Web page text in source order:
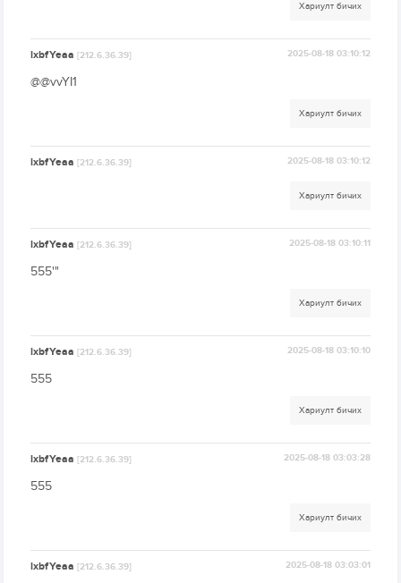
Хариулт бичих
lxbfYeaa[212.6.36.39] 2025-08-18 03:10:12
@@vvYI1
Хариулт бичих
lxbfYeaa[212.6.36.39] 2025-08-18 03:10:12
Хариулт бичих
lxbfYeaa[212.6.36.39] 2025-08-18 03:10:11
555'"
Хариулт бичих
lxbfYeaa[212.6.36.39] 2025-08-18 03:10:10
555
Хариулт бичих
lxbfYeaa[212.6.36.39] 2025-08-18 03:03:28
555
Хариулт бичих
lxbfYeaa[212.6.36.39] 2025-08-18 03:03:01